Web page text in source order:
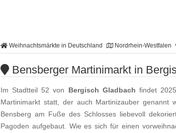
Weihnachtsmärkte in Deutschland Nordrhein-Westfalen
Bensberger Martinimarkt in
Im Stadtteil 52 von Bergisch Gladbach findet
Martinimarkt statt, der auch Martinizauber genannt
Bensberg am Fuße des Schlosses liebevoll
Pagoden aufgebaut. Wie es sich für einen